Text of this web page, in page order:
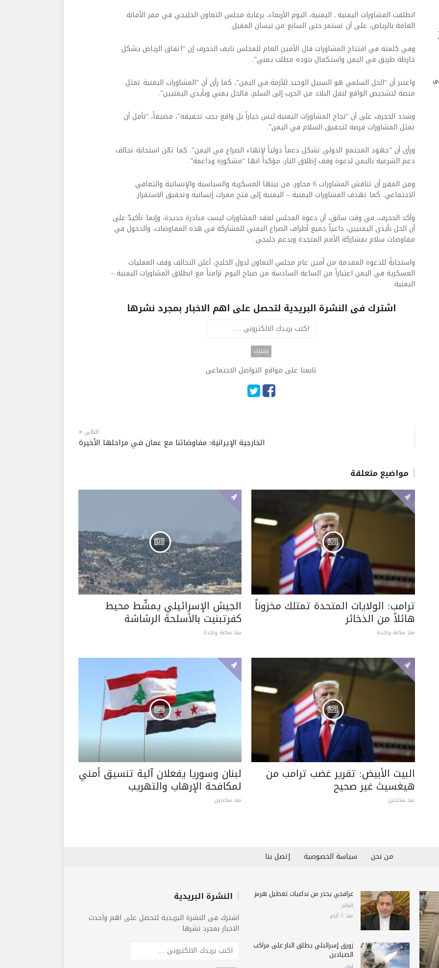
انطلقت المشاورات اليمنية ـ اليمنية، اليوم الأربعاء، برعاية مجلس التعاون الخليجي في مقر الأمانة
العامة بالرياض، على أن تستمر حتى السابع من نيسان المقبل.
وفي كلمته في افتتاح المشاورات قال الأمين العام للمجلس نايف الحجرف إن “اتفاق الرياض يشكل
خارطة طريق في اليمن واستكمال بنوده مطلب يمني”.
واعتبر أن “الحل السلمي هو السبيل الوحيد للأزمة في اليمن”، كما رأى أن “المشاورات اليمنية تمثل
منصة لتشخيص الواقع لنقل البلاد من الحرب إلى السلم، فالحل يمني وبأيدي اليمنيين”.
وشدد الحجرف على أن “نجاح المشاورات اليمنية ليس خياراً بل واقع يجب تحقيقه”، مضيفاً، “نأمل أن
تمثل المشاورات فرصة لتحقيق السلام في اليمن”.
ورأى أن “جهود المجتمع الدولي تشكل دعماً دولياً لإنهاء الصراع في اليمن”. كما ثمّن استجابة تحالف
دعم الشرعية باليمن لدعوة وقف إطلاق النار، مؤكداً انها “مشكورة وداعمة”.
ومن المقرر أن تناقش المشاورات 6 محاور، من بينها العسكرية والسياسية والإنسانية والتعافي
الاجتماعي. كما تهدف المشاورات اليمنية – اليمنية إلى فتح ممرات إنسانية وتحقيق الاستقرار.
وأكد الحجرف، في وقت سابق، أن دعوة المجلس لعقد المشاورات ليست مبادرة جديدة، وإنما تأكيدٌ على
أن الحل بأيدي اليمنيين، داعياً جميع أطراف الصراع اليمني للمشاركة في هذه المفاوضات، والدخول في
مفاوضات سلام بمشاركة الأمم المتحدة وبدعم خليجي.
واستجابةً للدعوة المقدمة من أمين عام مجلس التعاون لدول الخليج، أعلن التحالف وقف العمليات
العسكرية في اليمن اعتباراً من الساعة السادسة من صباح اليوم تزامناً مع انطلاق المشاورات اليمنية –
اليمنية.​
اشترك فى النشرة البريدية لتحصل على اهم الاخبار بمجرد نشرها
تابعنا على مواقع التواصل الاجتماعى
التالى
الخارجية الإيرانية: مفاوضاتنا مع عمان في مراحلها الأخيرة
مواضيع متعلقة
ترامب: الولايات المتحدة تمتلك مخزوناً
هائلاً من الذخائر
منذ ساعة واحدة
الجيش الإسرائيلي يمشّط محيط
كفرتبنيت بالأسلحة الرشاشة
منذ ساعة واحدة
البيت الأبيض: تقرير غضب ترامب من
هيغسيث غير صحيح
منذ ساعتين
لبنان وسوريا يفعلان آلية تنسيق أمني
لمكافحة الإرهاب والتهريب
منذ ساعتين
من نحن سياسة الخصوصية إتصل بنا
عراقجي يحذّر من تداعيات تعطيل هرمز
العالم
منذ 5 أيام
زورق إسرائيلي يطلق النار على مراكب
الصيادين
النشرة البريدية
اشترك فى النشرة البريدية لتحصل على اهم واحدث
الاخبار بمجرد نشرها